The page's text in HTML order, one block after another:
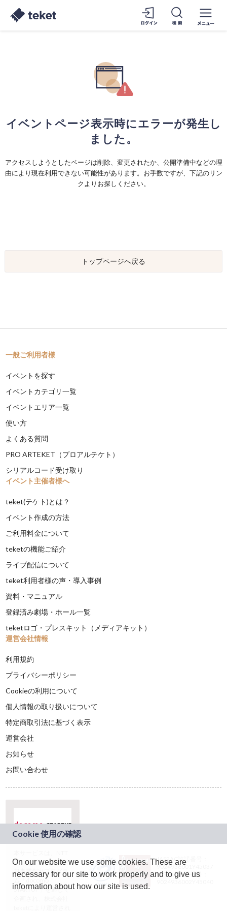
イベントページ表示時にエラーが発生し
ました。
アクセスしようとしたページは削除、変更されたか、公開準備中などの理
由により現在利用できない可能性があります。お手数ですが、下記のリン
クよりお探しください。
トップページへ戻る
一般ご利用者様
イベントを探す
イベントカテゴリ一覧
イベントエリア一覧
使い方
よくある質問
PRO ARTEKET（プロアルテケト）
シリアルコード受け取り
イベント主催者様へ
teket(テケト)とは？
イベント作成の方法
ご利用料金について
teketの機能ご紹介
ライブ配信について
teket利用者様の声・導入事例
資料・マニュアル
登録済み劇場・ホール一覧
teketロゴ・プレスキット（メディアキット）
運営会社情報
利用規約
プライバシーポリシー
Cookieの利用について
個人情報の取り扱いについて
特定商取引法に基づく表示
運営会社
お知らせ
お問い合わせ
ドコモグループの新
規事業創出プログラ
ム「docomo
STARTUP」を通じて
JASRAC許諾番号：
9024936001Y45037
JASRAC許諾番号：
On our website we use some cookies. These are
necessary for our site to work properly and to give us
information about how our site is used.